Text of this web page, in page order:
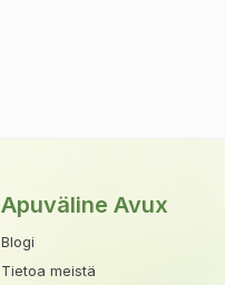
Apuväline Avux
Blogi
Tietoa meistä